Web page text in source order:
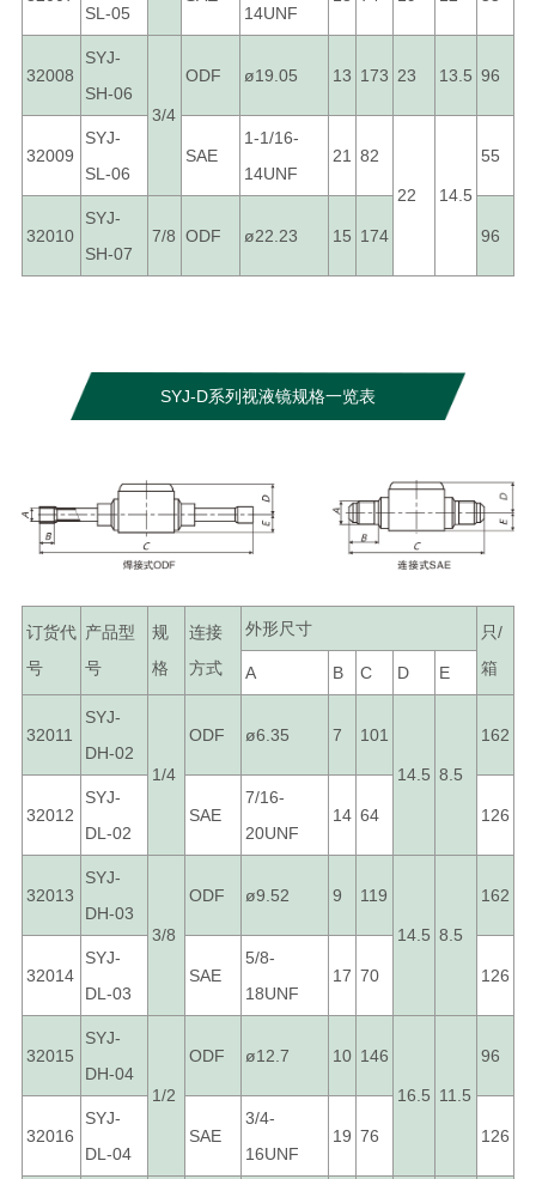
SL-05
14UNF
32008
SYJ-
SH-06
3/4
ODF ø19.05 13 173 23 13.5 96
32009
SYJ-
SL-06
SAE
1-1/16-
14UNF
21 82
22 14.5
55
32010
SYJ-
SH-07
7/8 ODF ø22.23 15 174 96
SYJ-D系列视液镜规格一览表
订货代
号
产品型
号
规
格
连接
方式
外形尺寸
只/
箱
A B C D E
32011
SYJ-
DH-02
1/4
ODF ø6.35 7 101
14.5 8.5
162
32012
SYJ-
DL-02
SAE
7/16-
20UNF
14 64 126
32013
SYJ-
DH-03
3/8
ODF ø9.52 9 119
14.5 8.5
162
32014
SYJ-
DL-03
SAE
5/8-
18UNF
17 70 126
32015
SYJ-
DH-04
1/2
ODF ø12.7 10 146
16.5 11.5
96
32016
SYJ-
DL-04
SAE
3/4-
16UNF
19 76 126